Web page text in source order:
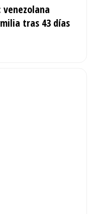
tras 43 días